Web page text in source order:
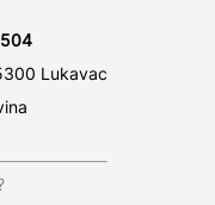
Lukavac